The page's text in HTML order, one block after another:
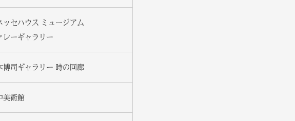
ッセハウス ミュージアム
レーギャラリー
博司ギャラリー 時の回廊
美術館